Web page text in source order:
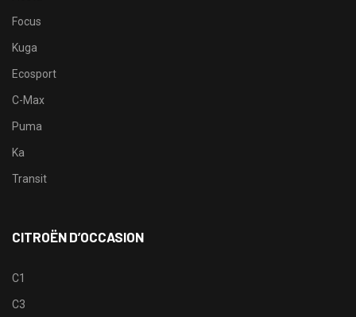
Focus
Kuga
Ecosport
C-Max
Puma
Ka
Transit
CITROËN D’OCCASION
C1
C3